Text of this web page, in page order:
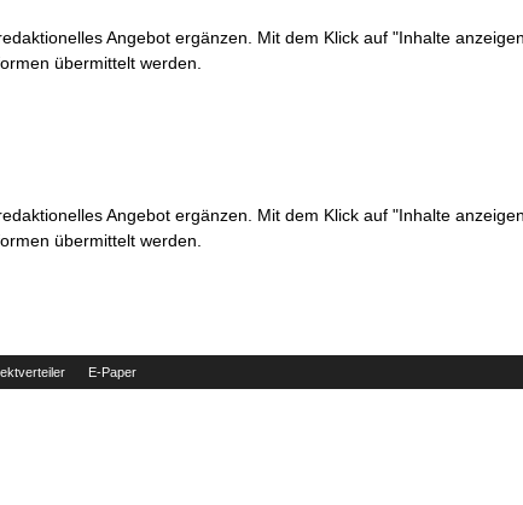
Angebot ergänzen. Mit dem Klick auf "Inhalte
übermittelt werden.
Angebot ergänzen. Mit dem Klick auf "Inhalte
übermittelt werden.
E-Paper